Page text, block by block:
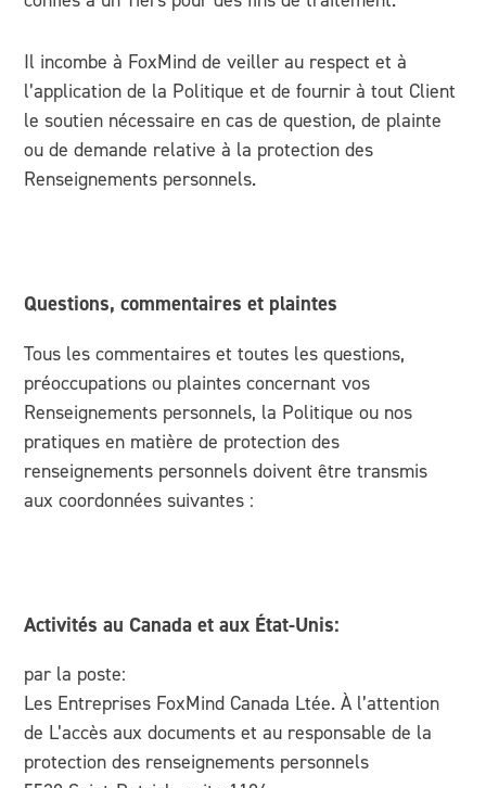
Il incombe à FoxMind de veiller au respect et à
l’application de la Politique et de fournir à tout Client
le soutien nécessaire en cas de question, de plainte
ou de demande relative à la protection des
Renseignements personnels.
Questions, commentaires et plaintes
Tous les commentaires et toutes les questions,
préoccupations ou plaintes concernant vos
Renseignements personnels, la Politique ou nos
pratiques en matière de protection des
renseignements personnels doivent être transmis
aux coordonnées suivantes :
Activités au Canada et aux État-Unis:
par la poste:
Les Entreprises FoxMind Canada Ltée. À l’attention
de L’accès aux documents et au responsable de la
protection des renseignements personnels